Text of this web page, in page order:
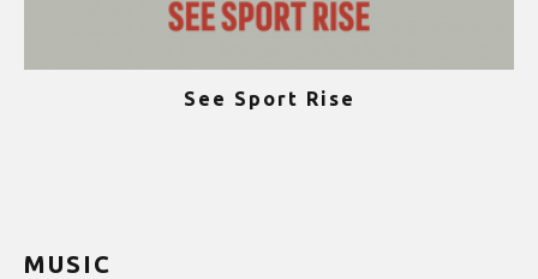
See Sport Rise
MUSIC